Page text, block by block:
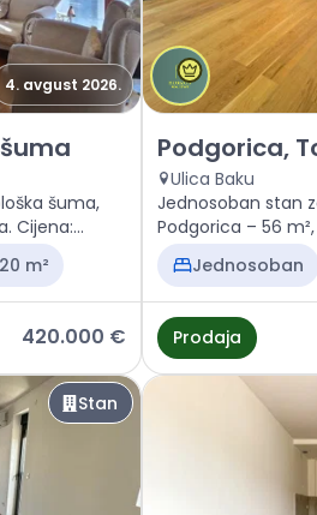
4. avgust 2026.
šuma
šuma,
Cijena:
m²
420.000 €
Prodaja - Stan
Podgorica,
Ulica Baku
Jednosoban stan
Podgorica – 56
upit
Jednosoban
Prodaja
Stan